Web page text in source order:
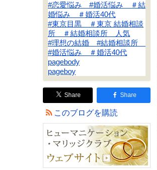
#恋愛悩み #婚活悩み ＃結
婚悩み ＃婚活40代
#東京目黒 ＃東京 結婚相談
所 ＃結婚相談所 人気
#理想の結婚 #結婚相談所
#婚活悩み ＃婚活40代
pagebody
pageboy
Share Share
このブログを購読